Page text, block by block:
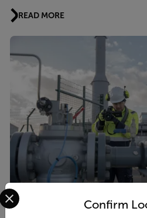
READ MORE
CONCEPTOS FUNDAMENTALES
Confirm
Select your preferred country